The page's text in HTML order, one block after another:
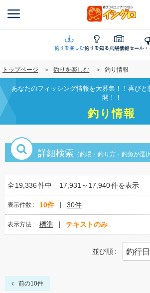
ン
に
移
動
釣りを楽しむ釣りを知る店舗情報セール・
トップページ 釣りを楽しむ 釣り情報
あなたのフィッシング情報を大募集！！喜びと
開！！
釣り情報
詳細検索 （釣場・釣り方・釣魚が選
全19,336件中 17,931～17,940件を表示
表示件数 10件 30件
表示方法 標準 テキストのみ
並び順
前の10件